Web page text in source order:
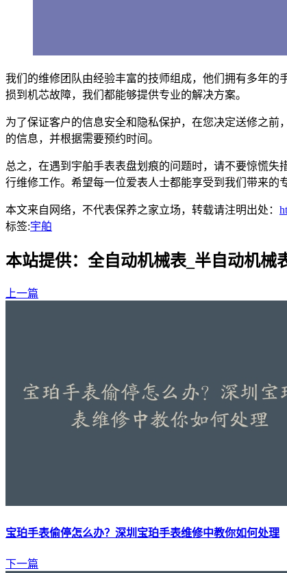
我们的维修团队由经验丰富的技师组成，他们拥有多年
损到机芯故障，我们都能够提供专业的解决方案。
为了保证客户的信息安全和隐私保护，在您决定送修之
的信息，并根据需要预约时间。
总之，在遇到宇舶手表表盘划痕的问题时，请不要惊慌
行维修工作。希望每一位爱表人士都能享受到我们带来的
本文来自网络，不代表保养之家立场，转载请注明出处：
标签:宇舶
本站提供：全自动机械表_半自动机械
上一篇
宝珀手表偷停怎么办？深圳宝珀手表维修中教你如何处理
下一篇